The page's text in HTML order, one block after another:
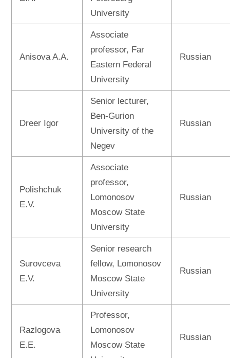
University
Anisova A.A.
Associate
professor, Far
Eastern Federal
University
Russian
Dreer Igor
Senior lecturer,
Ben-Gurion
University of the
Negev
Russian
Polishchuk
E.V.
Associate
professor,
Lomonosov
Moscow State
University
Russian
Surovceva
E.V.
Senior research
fellow, Lomonosov
Moscow State
University
Russian
Razlogova
E.E.
Professor,
Lomonosov
Moscow State
Russian